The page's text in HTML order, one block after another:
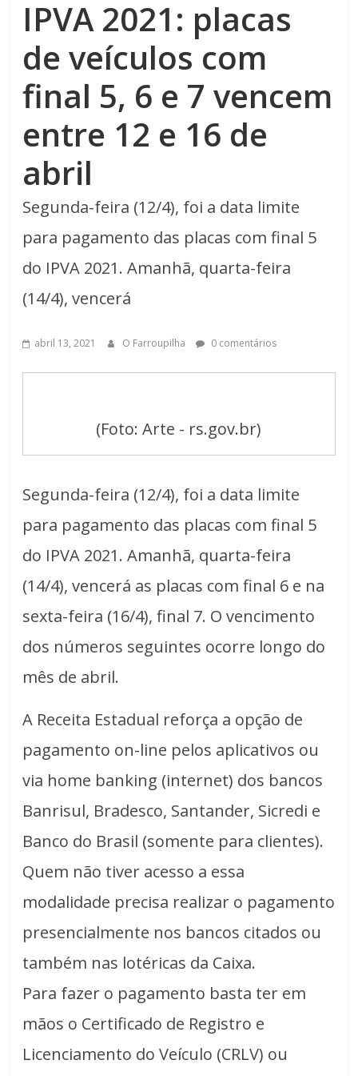
IPVA 2021: placas
de veículos com
final 5, 6 e 7 vencem
entre 12 e 16 de
abril
Segunda-feira (12/4), foi a data limite
para pagamento das placas com final 5
do IPVA 2021. Amanhã, quarta-feira
(14/4), vencerá
abril 13, 2021 O Farroupilha 0 comentários
(Foto: Arte - rs.gov.br)
Segunda-feira (12/4), foi a data limite
para pagamento das placas com final 5
do IPVA 2021. Amanhã, quarta-feira
(14/4), vencerá as placas com final 6 e na
sexta-feira (16/4), final 7. O vencimento
dos números seguintes ocorre longo do
mês de abril.
A Receita Estadual reforça a opção de
pagamento on-line pelos aplicativos ou
via home banking (internet) dos bancos
Banrisul, Bradesco, Santander, Sicredi e
Banco do Brasil (somente para clientes).
Quem não tiver acesso a essa
modalidade precisa realizar o pagamento
presencialmente nos bancos citados ou
também nas lotéricas da Caixa.
Para fazer o pagamento basta ter em
mãos o Certificado de Registro e
Licenciamento do Veículo (CRLV) ou